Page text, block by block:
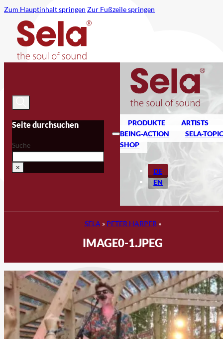
Zum Hauptinhalt springen Zur Fußzeile springen
Seite durchsuchen
Suche
×
PRODUKTE
ARTISTS
BEING-ACTION
SELA-
SHOP
DE
EN
SELA » PETER HARPER »
IMAGE0-1.JPEG